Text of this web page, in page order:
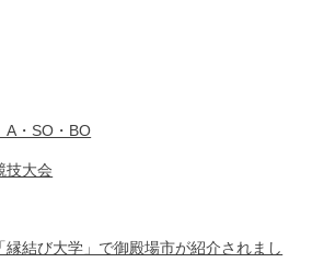
A・SO・BO
技大会
結び大学」で御殿場市が紹介されまし